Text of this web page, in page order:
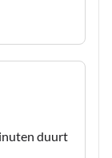
duurt